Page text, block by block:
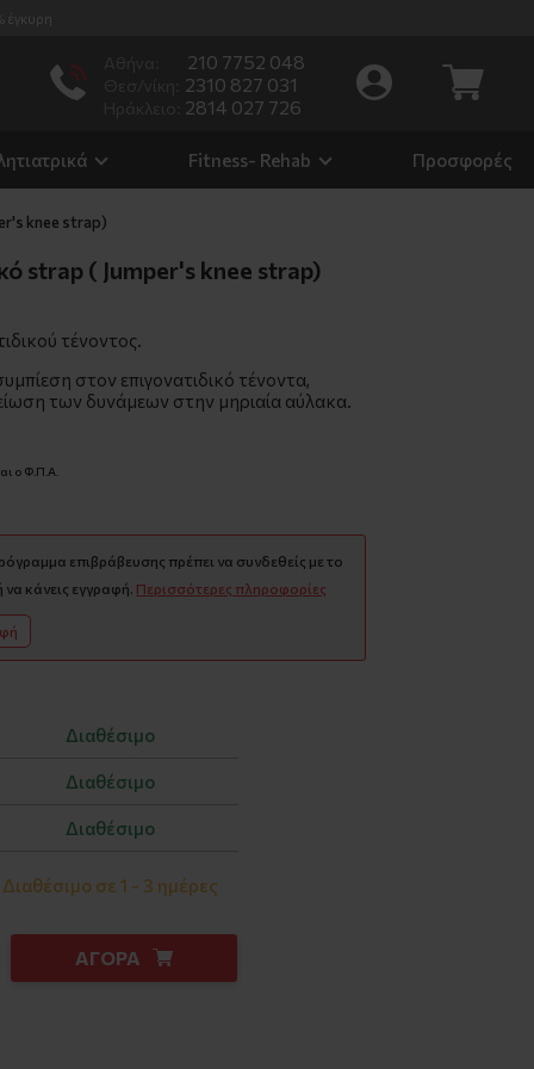
έγκυρη
210 7752 048
2310 827 031
2814 027 726
Fitness- Rehab Προσφορές
knee strap)
strap ( Jumper's knee strap)
τένοντος.
στον επιγονατιδικό τένοντα,
των δυνάμεων στην μηριαία αύλακα.
ο Φ.Π.Α.
επιβράβευσης πρέπει να συνδεθείς με το
κάνεις εγγραφή. Περισσότερες πληροφορίες
Διαθέσιμο
Διαθέσιμο
Διαθέσιμο
Διαθέσιμο σε 1 - 3 ημέρες
ΑΓΟΡΑ